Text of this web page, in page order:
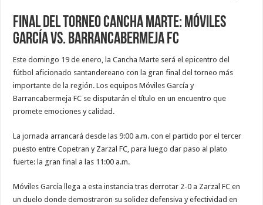
Final del Torneo Cancha Marte: Móviles
García vs. Barrancabermeja FC
Este domingo 19 de enero, la Cancha Marte será el epicentro del
fútbol aficionado santandereano con la gran final del torneo más
importante de la región. Los equipos Móviles García y
Barrancabermeja FC se disputarán el título en un encuentro que
promete emociones y calidad.
La jornada arrancará desde las 9:00 a.m. con el partido por el tercer
puesto entre Copetran y Zarzal FC, para luego dar paso al plato
fuerte: la gran final a las 11:00 a.m.
Móviles García llega a esta instancia tras derrotar 2-0 a Zarzal FC en
un duelo donde demostraron su solidez defensiva y efectividad en